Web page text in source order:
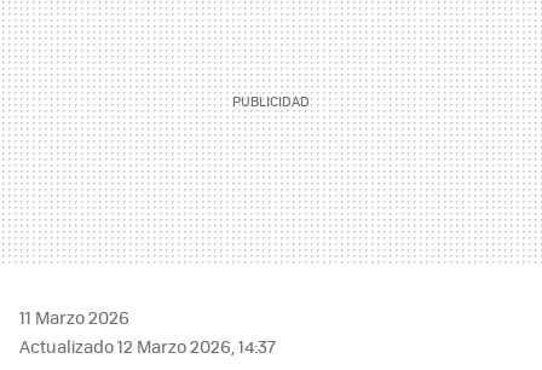
11 Marzo 2026
Actualizado 12 Marzo 2026, 14:37